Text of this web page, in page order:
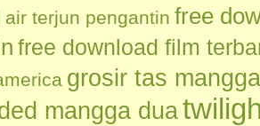
air terjun pengantin free
free download film
grosir tas
mangga dua